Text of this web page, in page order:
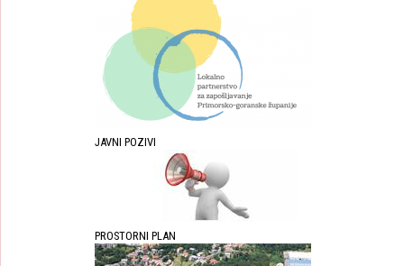
JAVNI POZIVI
PROSTORNI PLAN